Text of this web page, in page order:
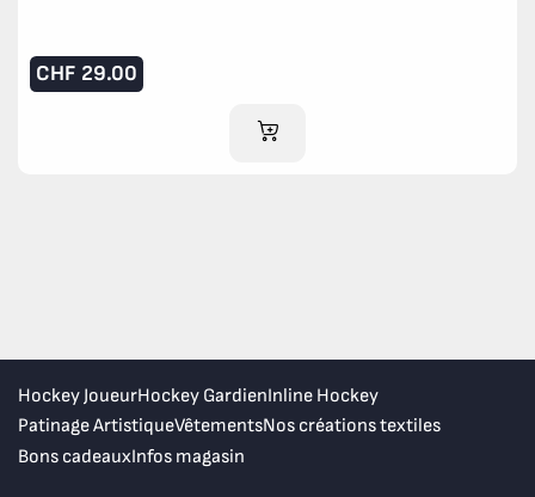
CHF 29.00
AJOUTER AU PANIER
Hockey JoueurHockey GardienInline Hockey
Patinage ArtistiqueVêtementsNos créations textiles
Bons cadeauxInfos magasin